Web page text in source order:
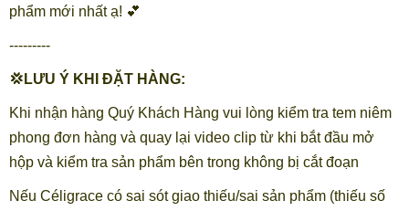
phẩm mới nhất ạ! 💕
---------
💢LƯU Ý KHI ĐẶT HÀNG:
Khi nhận hàng Quý Khách Hàng vui lòng kiểm tra tem niêm
phong đơn hàng và quay lại video clip từ khi bắt đầu mở
hộp và kiểm tra sản phẩm bên trong không bị cắt đoạn
Nếu Céligrace có sai sót giao thiếu/sai sản phẩm (thiếu số